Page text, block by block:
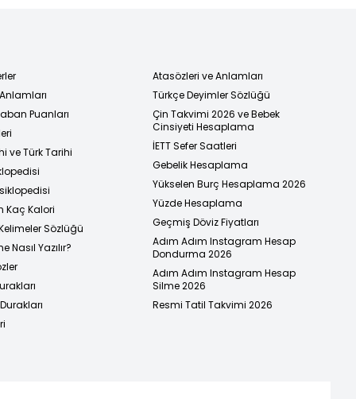
Puanları
ve Türk Tarihi
Kaç Kalori
Sözlüğü
Nasıl Yazılır?
Atasözleri ve Anlamları
Türkçe Deyimler Sözlüğü
Çin Takvimi 2026 ve Bebek
Cinsiyeti Hesaplama
İETT Sefer Saatleri
Gebelik Hesaplama
Yükselen Burç Hesaplama 2026
Yüzde Hesaplama
Geçmiş Döviz Fiyatları
Adım Adım Instagram Hesap
Dondurma 2026
Adım Adım Instagram Hesap
Silme 2026
Resmi Tatil Takvimi 2026